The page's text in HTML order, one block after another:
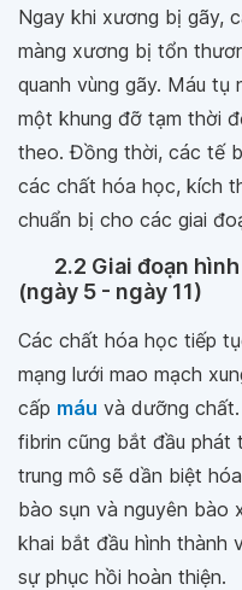
Ngay khi xương bị gãy,
màng xương bị tổn
quanh vùng gãy. Máu tụ
một khung đỡ tạm thời
theo. Đồng thời, các tế
các chất hóa học, kích
chuẩn bị cho các giai
2.2 Giai đoạn
(ngày 5 - ngày 11)
Các chất hóa học tiếp
mạng lưới mao mạch
cấp máu và dưỡng
fibrin cũng bắt đầu phát
trung mô sẽ dần biệt
bào sụn và nguyên bào
khai bắt đầu hình thành
sự phục hồi hoàn thiện.